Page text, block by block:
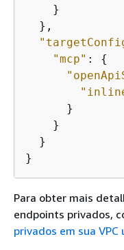
    }
  },
"mcp" : {
      }
    }
  }
}
Para obter mais
endpoints privados,
privados em sua